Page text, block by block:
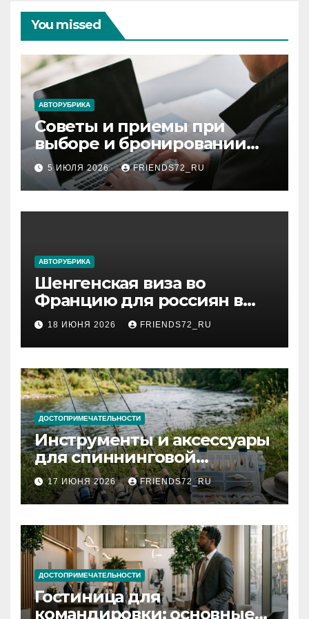
You missed
АВТОРУБРИКА
Советы и приемы при
выборе и бронировании
авиабилетов
5 ИЮЛЯ 2026 FRIENDS72_RU
АВТОРУБРИКА
Шенгенская виза во
Францию для россиян в
2026 году: сроки от 3 дней
и список необходимых
документов
18 ИЮНЯ 2026 FRIENDS72_RU
ДОСТОПРИМЕЧАТЕЛЬНОСТИ
Инструменты и аксессуары
для спиннинговой
рыбалки: назначение и
типы
17 ИЮНЯ 2026 FRIENDS72_RU
ДОСТОПРИМЕЧАТЕЛЬНОСТИ
Гостиница для
командировки: основные